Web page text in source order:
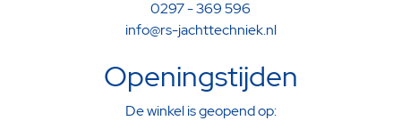
0297 - 369 596
info@rs-jachttechniek.nl
Openingstijden
De winkel is geopend op: